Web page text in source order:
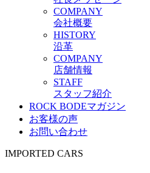
COMPANY
会社概要
HISTORY
沿革
COMPANY
店舗情報
STAFF
スタッフ紹介
ROCK BODEマガジン
お客様の声
お問い合わせ
IMPORTED CARS